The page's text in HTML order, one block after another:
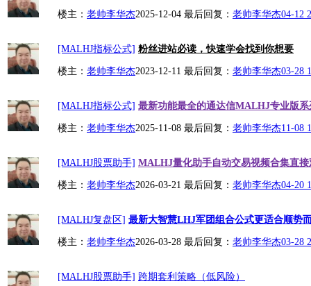
楼主： 老帅李华杰2025-12-04 最后回复： 老帅李华杰04-12
[MALHJ指标公式] 粉丝进站必读，快速学会找到你想要
楼主： 老帅李华杰2023-12-11 最后回复： 老帅李华杰03-28
[MALHJ指标公式] 最新功能最全的通达信MALHJ专业版
楼主： 老帅李华杰2025-11-08 最后回复： 老帅李华杰11-08
[MALHJ股票助手] MALHJ量化助手自动交易视频合集直接
楼主： 老帅李华杰2026-03-21 最后回复： 老帅李华杰04-20
[MALHJ复盘区] 最新大智慧LHJ军团组合公式更适合顺势
楼主： 老帅李华杰2026-03-28 最后回复： 老帅李华杰03-28
[MALHJ股票助手] 跨期套利策略（低风险）